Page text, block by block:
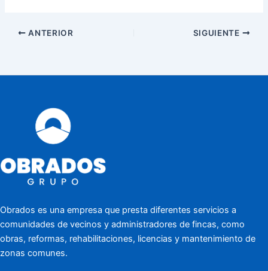
ANTERIOR SIGUIENTE
Obrados es una empresa que presta diferentes servicios a
comunidades de vecinos y administradores de fincas, como
obras, reformas, rehabilitaciones, licencias y mantenimiento de
zonas comunes.